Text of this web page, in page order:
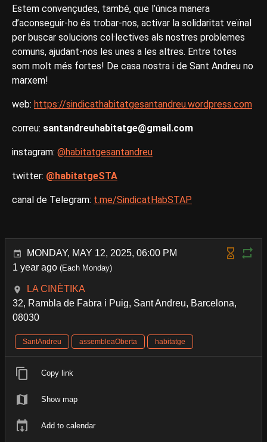
Estem convençudes, també, que l’única manera
d’aconseguir-ho és trobar-nos, activar la solidaritat veïnal
per buscar solucions col·lectives als nostres problemes
comuns, ajudant-nos les unes a les altres. Entre totes
som molt més fortes! De casa nostra i de Sant Andreu no
marxem!
web: https://sindicathabitatgesantandreu.wordpress.com
correu: santandreuhabitatge@gmail.com
instagram: @habitatgesantandreu
twitter: @habitatgeSTA
canal de Telegram: t.me/SindicatHabSTAP
MONDAY, MAY 12, 2025, 06:00 PM
1 year ago (Each Monday)
LA CINÈTIKA
32, Rambla de Fabra i Puig, Sant Andreu, Barcelona,
08030
SantAndreu assembleaOberta habitatge
Copy link
Show map
Add to calendar